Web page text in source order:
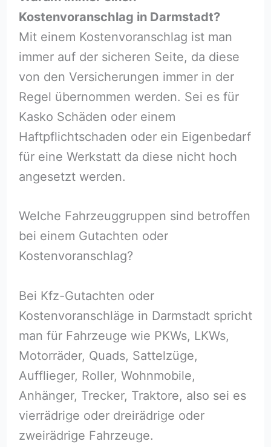
Kostenvoranschlag in Darmstadt?
Mit einem Kostenvoranschlag ist man
immer auf der sicheren Seite, da diese
von den Versicherungen immer in der
Regel übernommen werden. Sei es für
Kasko Schäden oder einem
Haftpflichtschaden oder ein Eigenbedarf
für eine Werkstatt da diese nicht hoch
angesetzt werden.
Welche Fahrzeuggruppen sind betroffen
bei einem Gutachten oder
Kostenvoranschlag?
Bei Kfz-Gutachten oder
Kostenvoranschläge in Darmstadt spricht
man für Fahrzeuge wie PKWs, LKWs,
Motorräder, Quads, Sattelzüge,
Aufflieger, Roller, Wohnmobile,
Anhänger, Trecker, Traktore, also sei es
vierrädrige oder dreirädrige oder
zweirädrige Fahrzeuge.